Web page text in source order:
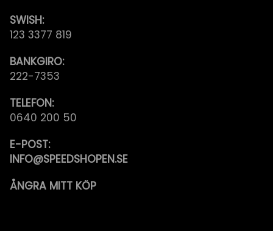
SWISH:
123 3377 819
BANKGIRO:
222-7353
TELEFON:
0640 200 50
E-POST:
INFO@SPEEDSHOPEN.SE
ÅNGRA MITT KÖP